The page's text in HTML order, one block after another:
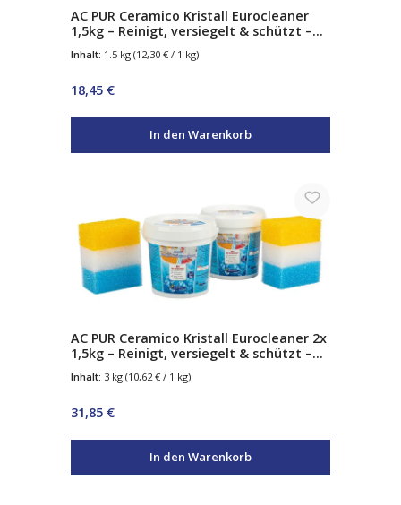
AC PUR Ceramico Kristall Eurocleaner
1,5kg – Reinigt, versiegelt & schützt –
Chrom & Keramik – inkl. 3
Inhalt: 1.5 kg (12,30 € / 1 kg)
Regulärer Preis:
18,45 €
In den Warenkorb
AC PUR Ceramico Kristall Eurocleaner 2x
1,5kg – Reinigt, versiegelt & schützt –
Chrom & Keramik – inkl. 3
Inhalt: 3 kg (10,62 € / 1 kg)
Regulärer Preis:
31,85 €
In den Warenkorb